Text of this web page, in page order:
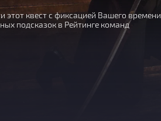
этот квест с фиксацией Вашего времени
подсказок в Рейтинге команд